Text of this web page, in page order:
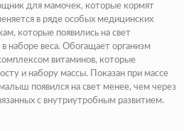
для мамочек, которые кормят
в ряде особых медицинских
которые появились на свет
наборе веса. Обогащает организм
витаминов, которые
и набору массы. Показан при массе
появился на свет менее, чем через
с внутриутробным развитием.